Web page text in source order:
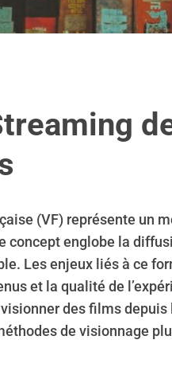
(VF) représente un
concept englobe la
Les enjeux liés à ce
et la qualité de
des films
de visionnage